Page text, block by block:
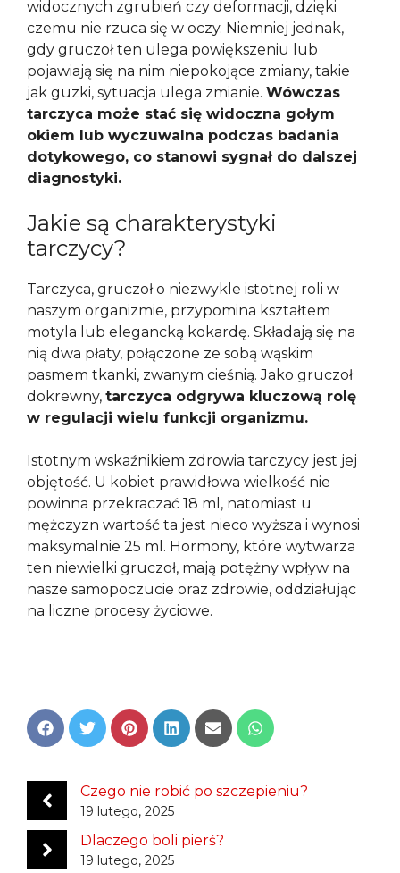
widocznych zgrubień czy deformacji, dzięki
czemu nie rzuca się w oczy. Niemniej jednak,
gdy gruczoł ten ulega powiększeniu lub
pojawiają się na nim niepokojące zmiany, takie
jak guzki, sytuacja ulega zmianie. Wówczas
tarczyca może stać się widoczna gołym
okiem lub wyczuwalna podczas badania
dotykowego, co stanowi sygnał do dalszej
diagnostyki.
Jakie są charakterystyki
tarczycy?
Tarczyca, gruczoł o niezwykle istotnej roli w
naszym organizmie, przypomina kształtem
motyla lub elegancką kokardę. Składają się na
nią dwa płaty, połączone ze sobą wąskim
pasmem tkanki, zwanym cieśnią. Jako gruczoł
dokrewny, tarczyca odgrywa kluczową rolę
w regulacji wielu funkcji organizmu.
Istotnym wskaźnikiem zdrowia tarczycy jest jej
objętość. U kobiet prawidłowa wielkość nie
powinna przekraczać 18 ml, natomiast u
mężczyzn wartość ta jest nieco wyższa i wynosi
maksymalnie 25 ml. Hormony, które wytwarza
ten niewielki gruczoł, mają potężny wpływ na
nasze samopoczucie oraz zdrowie, oddziałując
na liczne procesy życiowe.
Share
on
Share
on
Share
on
Share
on
Share
on
Share
on
Czego nie robić po szczepieniu?
19 lutego, 2025
Dlaczego boli pierś?
19 lutego, 2025